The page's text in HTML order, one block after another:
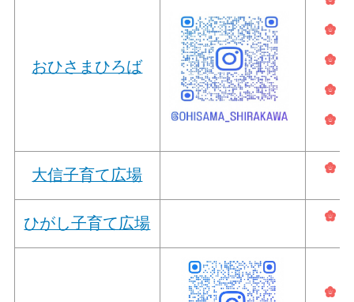
おひさまひろば
大信子育て広場
ひがし子育て広場